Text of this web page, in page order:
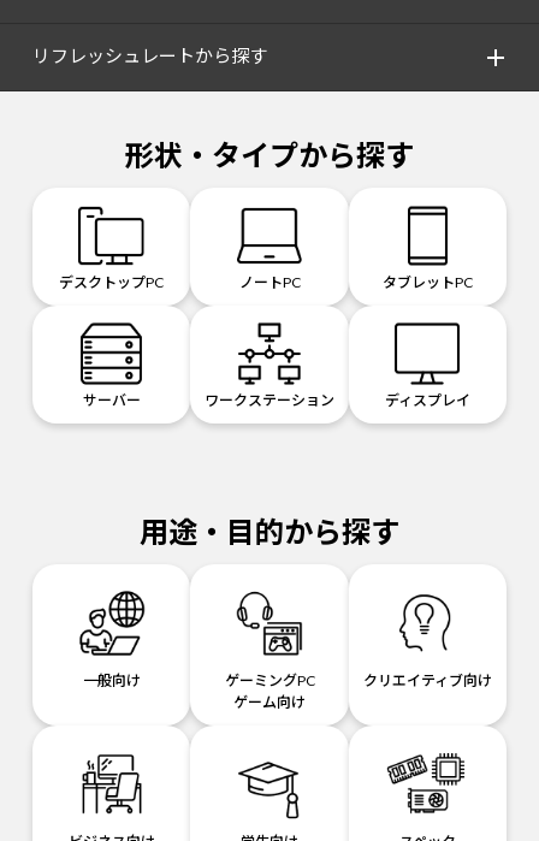
リフレッシュレートから探す
形状・タイプから探す
デスクトップPC ノートPC タブレットPC
サーバー ワークステーション ディスプレイ
用途・目的から探す
一般向け
ゲーミングPC
ゲーム向け
クリエイティブ向け